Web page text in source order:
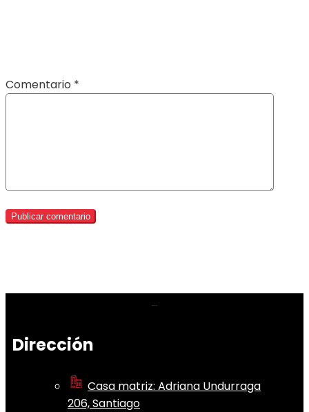
Comentario *
Dirección
Casa matriz: Adriana Undurraga
206, Santiago